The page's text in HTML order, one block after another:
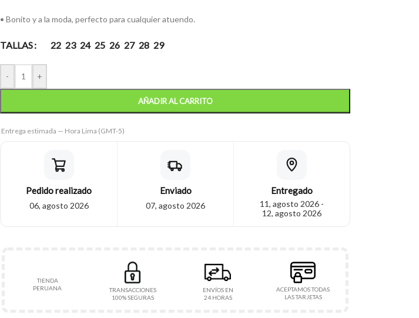
• Bonito y a la moda, perfecto para cualquier atuendo.
TALLAS 22 23 24 25 26 27 28 29
- +
AÑADIR AL CARRITO
Entrega estimada — Hora Lima (GMT-5)
Pedido realizado
06, agosto 2026
Enviado
07, agosto 2026
Entregado
11, agosto 2026 -
12, agosto 2026
TIENDA
PERUANA
TRANSACCIONES
100% SEGURAS
ENVÍOS EN
24 HORAS
ACEPTAMOS TODAS
LAS TARJETAS